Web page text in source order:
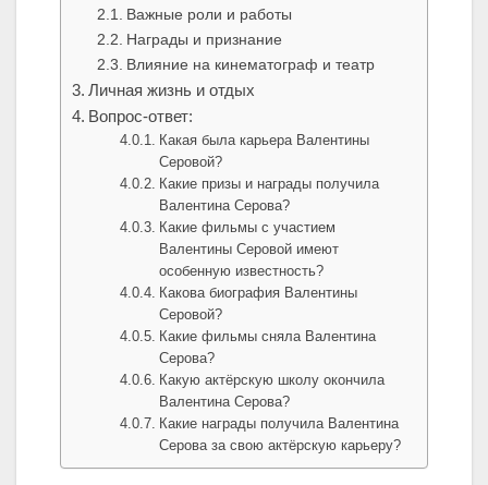
Важные роли и работы
Награды и признание
Влияние на кинематограф и театр
Личная жизнь и отдых
Вопрос-ответ:
Какая была карьера Валентины
Серовой?
Какие призы и награды получила
Валентина Серова?
Какие фильмы с участием
Валентины Серовой имеют
особенную известность?
Какова биография Валентины
Серовой?
Какие фильмы сняла Валентина
Серова?
Какую актёрскую школу окончила
Валентина Серова?
Какие награды получила Валентина
Серова за свою актёрскую карьеру?